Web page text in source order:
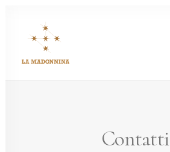
Contatti